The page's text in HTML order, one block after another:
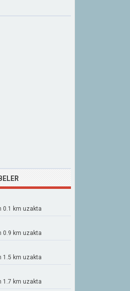
0.1 km uzakta
0.9 km uzakta
1.5 km uzakta
1.7 km uzakta